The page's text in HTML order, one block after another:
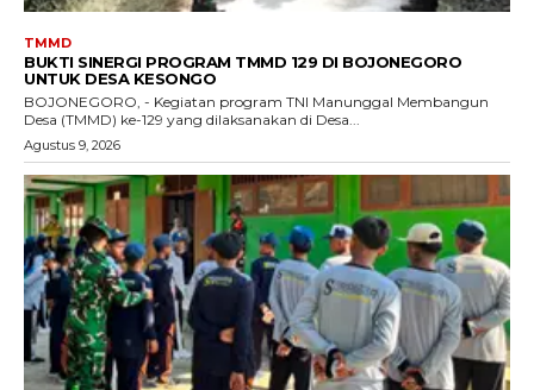
TMMD
BUKTI SINERGI PROGRAM TMMD 129 DI BOJONEGORO
UNTUK DESA KESONGO
BOJONEGORO, - Kegiatan program TNI Manunggal Membangun
Desa (TMMD) ke-129 yang dilaksanakan di Desa...
Agustus 9, 2026